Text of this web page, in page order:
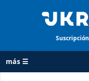
Suscripción
más ☰